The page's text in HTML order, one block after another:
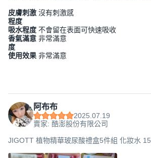
皮膚刺激
程度
沒有刺激感
吸水程度 不會留在表面可快速吸收
香氣滿意
度
非常滿意
使用效果 非常滿意
阿布布
2025.07.19
賣家: 酷澎股份有限公司
JIGOTT 植物精華玻尿酸禮盒5件組 化妝水